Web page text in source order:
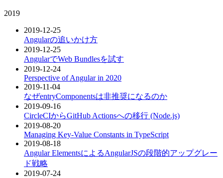
2019
2019-12-25
Angularの追いかけ方
2019-12-25
AngularでWeb Bundlesを試す
2019-12-24
Perspective of Angular in 2020
2019-11-04
なぜentryComponentsは非推奨になるのか
2019-09-16
CircleCIからGitHub Actionsへの移行 (Node.js)
2019-08-20
Managing Key-Value Constants in TypeScript
2019-08-18
Angular ElementsによるAngularJSの段階的アップグレー
ド戦略
2019-07-24